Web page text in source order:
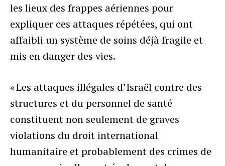
les lieux des frappes aériennes pour
expliquer ces attaques répétées, qui ont
affaibli un système de soins déjà fragile et
mis en danger des vies.
« Les attaques illégales d’Israël contre des
structures et du personnel de santé
constituent non seulement de graves
violations du droit international
humanitaire et probablement des crimes de